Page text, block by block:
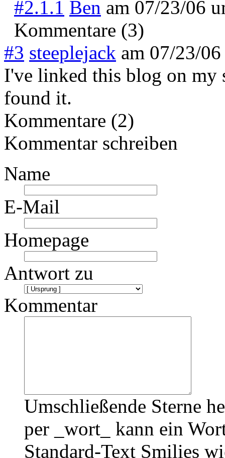
#2.1.1 Ben am 07/23/06
Kommentare (3)
#3 steeplejack am 07/23/
I've linked this blog on my
found it.
Kommentare (2)
Kommentar schreiben
Name
E-Mail
Homepage
Antwort zu
Kommentar
Umschließende Sterne
per _wort_ kann ein
Standard-Text Smilies